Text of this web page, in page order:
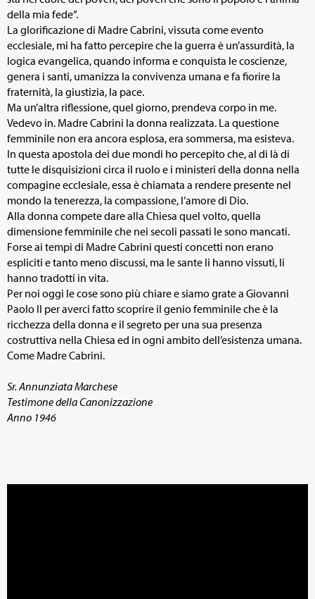
della mia fede”.
La glorificazione di Madre Cabrini, vissuta come evento
ecclesiale, mi ha fatto percepire che la guerra è un’assurdità, la
logica evangelica, quando informa e conquista le coscienze,
genera i santi, umanizza la convivenza umana e fa fiorire la
fraternità, la giustizia, la pace.
Ma un’altra riflessione, quel giorno, prendeva corpo in me.
Vedevo in. Madre Cabrini la donna realizzata. La questione
femminile non era ancora esplosa, era sommersa, ma esisteva.
In questa apostola dei due mondi ho percepito che, al di là di
tutte le disquisizioni circa il ruolo e i ministeri della donna nella
compagine ecclesiale, essa è chiamata a rendere presente nel
mondo la tenerezza, la compassione, l’amore di Dio.
Alla donna compete dare alla Chiesa quel volto, quella
dimensione femminile che nei secoli passati le sono mancati.
Forse ai tempi di Madre Cabrini questi concetti non erano
espliciti e tanto meno discussi, ma le sante li hanno vissuti, li
hanno tradotti in vita.
Per noi oggi le cose sono più chiare e siamo grate a Giovanni
Paolo II per averci fatto scoprire il genio femminile che è la
ricchezza della donna e il segreto per una sua presenza
costruttiva nella Chiesa ed in ogni ambito dell’esistenza umana.
Come Madre Cabrini.
Sr. Annunziata Marchese
Testimone della Canonizzazione
Anno 1946